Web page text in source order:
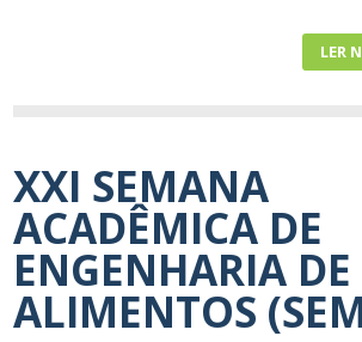
LER
XXI SEMANA
ACADÊMICA DE
ENGENHARIA DE
ALIMENTOS